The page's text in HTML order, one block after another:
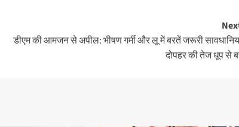
डीएम की आमजन से अपील: भीषण गर्मी और लू में बरतें जरूरी
दोपहर की तेज धूप से